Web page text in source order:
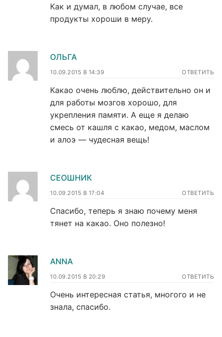
Как и думал, в любом случае, все
продукты хороши в меру.
ОЛЬГА
10.09.2015 В 14:39 ОТВЕТИТЬ
Какао очень люблю, действительно он и
для работы мозгов хорошо, для
укрепления памяти. А еще я делаю
смесь от кашля с какао, медом, маслом
и алоэ — чудесная вещь!
СЕОШНИК
10.09.2015 В 17:04 ОТВЕТИТЬ
Спасибо, теперь я знаю почему меня
тянет на какао. Оно полезно!
ANNA
10.09.2015 В 20:29 ОТВЕТИТЬ
Очень интересная статья, многого и не
знала, спасибо.